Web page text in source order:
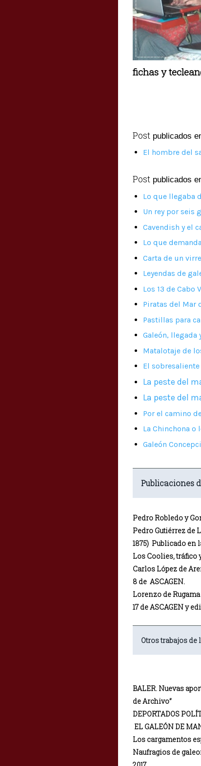
fichas y
Post publicados
El hombre del
Post publicados
Lo que llegaba
Un rey por seis
Cavendish y el
Lo que
Carta de un
Leyendas de
Los 13 de Cabo
Piratas del Mar
Pastillas para
Galeón, llegada
Matalotaje de
El sobresaliente
La peste del
La peste del
Por el camino
La Chinchona o
Galeón
Publicaciones
Pedro Robledo y
Pedro Gutiérrez de
1875) Publicado en
Los Coolies, tráfico
Carlos López de
8 de ASCAGEN.
Lorenzo de
17 de ASCAGEN y
Otros trabajos de
BALER. Nuevas
de Archivo”
DEPORTADOS
EL GALEÓN DE
Los cargamentos
Naufragios de